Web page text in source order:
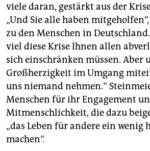
viele daran, gestärkt aus der
„Und Sie alle haben
zu den Menschen in
viel diese Krise Ihnen allen
sich einschränken müssen. Aber
Großherzigkeit im Umgang
uns niemand nehmen.“
Menschen für ihr Engagement
Mitmenschlichkeit, die dazu
„das Leben für andere ein wenig
machen“.